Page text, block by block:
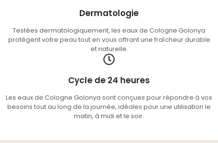
Dermatologie
Testées dermatologiquement, les eaux de Cologne Golonya
protègent votre peau tout en vous offrant une fraîcheur durable
et naturelle.
Cycle de 24 heures
Les eaux de Cologne Golonya sont conçues pour répondre à vos
besoins tout au long de la journée, idéales pour une utilisation le
matin, à midi et le soir.